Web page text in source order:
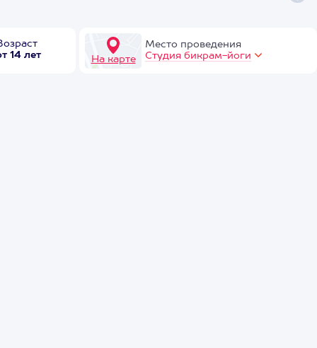
14 лет
На карте
Место проведения
Студия бикрам-йоги